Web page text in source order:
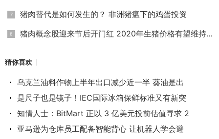
猪肉替代是如何发生的？ 非洲猪瘟下的鸡蛋投资
猪肉概念股迎来节后开门红 2020年生猪价格有望维持高位
猜你喜欢
乌克兰油料作物上半年出口减少近一半 葵油是出
是尺子也是镜子！IEC国际冰箱保鲜标准又有新突
知情人士：BitMart 正以 3 亿美元投前估值寻求 2
亚马逊为仓库员工配备智能背心 让机器人学会避